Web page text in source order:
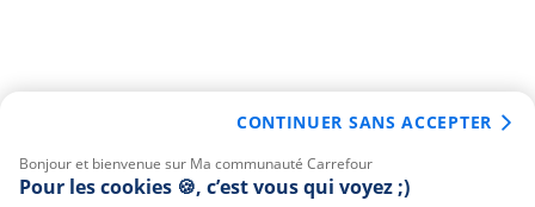
Bonjour et bienvenue sur Ma communauté Carrefour
Pour les cookies 🍪, c’est vous qui voyez ;)
CONTINUER SANS ACCEPTER